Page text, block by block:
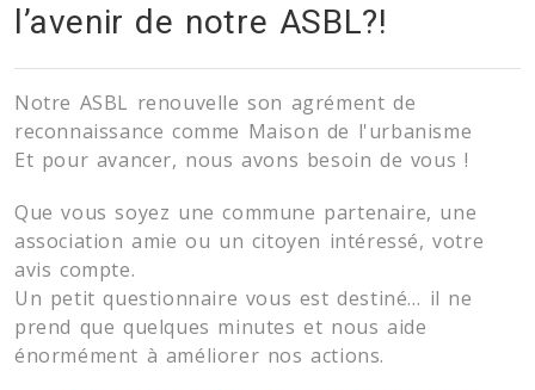
l’avenir de notre ASBL?!
Notre ASBL renouvelle son agrément de
reconnaissance comme Maison de l'urbanisme
Et pour avancer, nous avons besoin de vous !
Que vous soyez une commune partenaire, une
association amie ou un citoyen intéressé, votre
avis compte.
Un petit questionnaire vous est destiné… il ne
prend que quelques minutes et nous aide
énormément à améliorer nos actions.